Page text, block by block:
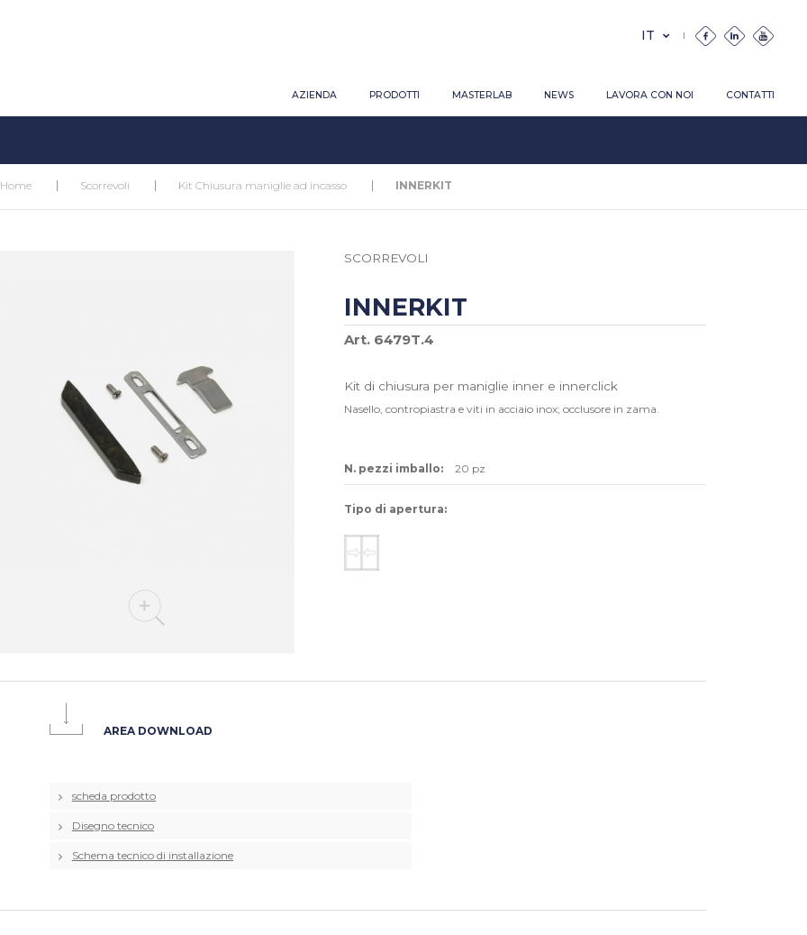
AZIENDA PRODOTTI MASTERLAB NEWS LAVORA CON NOI CONTATTI
Home Scorrevoli Kit Chiusura maniglie ad incasso INNERKIT
SCORREVOLI
INNERKIT
Art. 6479T.4
Kit di chiusura per maniglie inner e innerclick
Nasello, contropiastra e viti in acciaio inox; occlusore in zama.
N. pezzi imballo: 20 pz
Tipo di apertura:
AREA DOWNLOAD
scheda prodotto
Disegno tecnico
Schema tecnico di installazione